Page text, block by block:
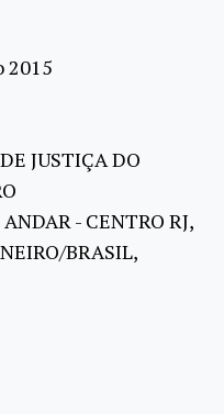
2015
JUSTIÇA DO
- CENTRO RJ,
BRASIL,